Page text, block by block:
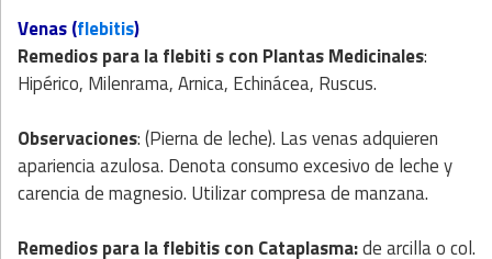
Venas (flebitis)
Remedios para la flebiti s conPlantas Medicinales:
Hipérico, Milenrama, Arnica, Echinácea, Ruscus.
Observaciones: (Pierna de leche). Las venas adquieren
apariencia azulosa. Denota consumo excesivo de leche y
carencia de magnesio. Utilizar compresa de manzana.
Remedios para la flebitis conCataplasma:de arcilla o col.